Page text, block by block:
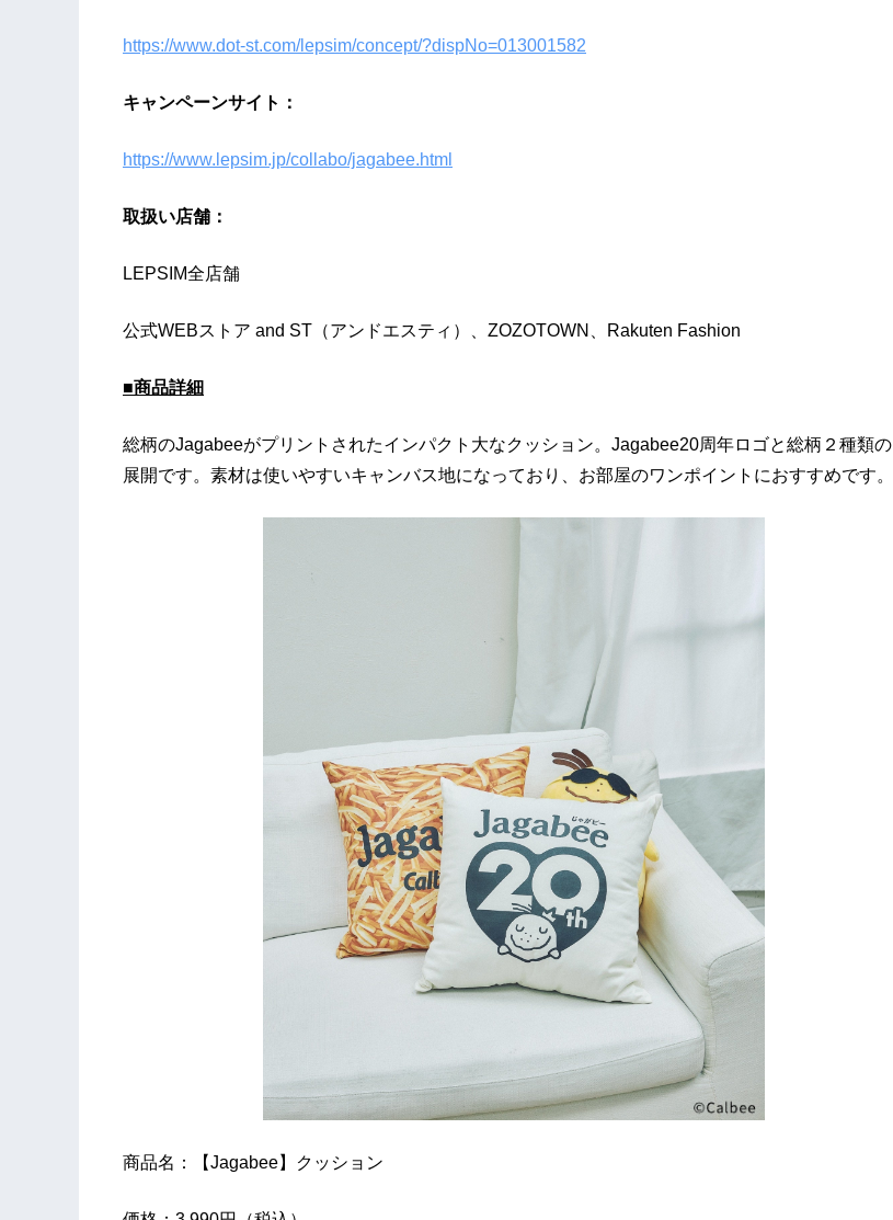
https://www.dot-st.com/lepsim/concept/?dispNo=013001582
キャンペーンサイト：
https://www.lepsim.jp/collabo/jagabee.html
取扱い店舗：
LEPSIM全店舗
公式WEBストア and ST（アンドエスティ）、ZOZOTOWN、Rakuten Fashion
■商品詳細
総柄のJagabeeがプリントされたインパクト大なクッション。Jagabee20周年ロゴと総柄２種類の
展開です。素材は使いやすいキャンバス地になっており、お部屋のワンポイントにおすすめです。
商品名：【Jagabee】クッション